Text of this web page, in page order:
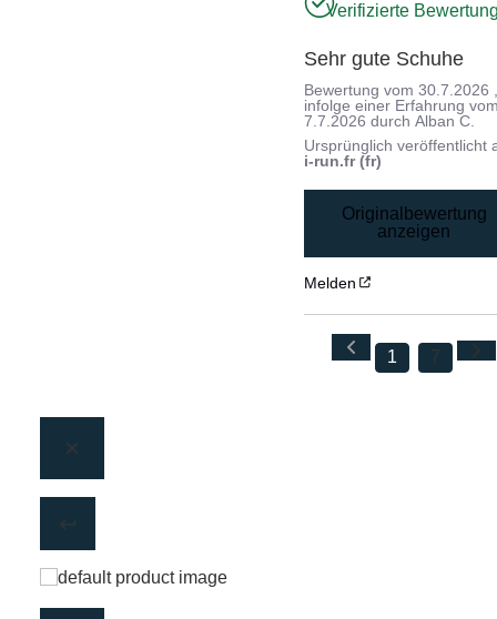
Verifizierte
Sehr gute Schuhe
Bewertung vom30.7.2026
infolge einer Erfahrung
7.7.2026 durchAlban C.
Ursprünglich veröffentlicht
i-run.fr (fr)
Originalbewertung
anzeigen
Melden
1 7